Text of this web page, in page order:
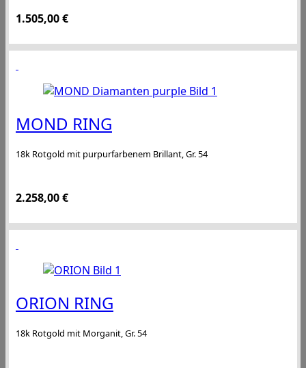
1.505,00€
MOND RING
18k Rotgold mit purpurfarbenem Brillant, Gr. 54
2.258,00€
ORION RING
18k Rotgold mit Morganit, Gr. 54